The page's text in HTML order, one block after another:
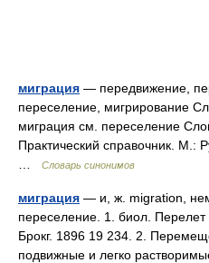
миграция — передвижение,
переселение, мигрирование
миграция см. переселение
Практический справочник. М.:
Словарь синонимов
миграция — и, ж. migration,
переселение. 1. биол.
Брокг. 1896 19 234. 2.
подвижные и легко